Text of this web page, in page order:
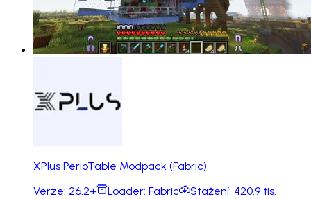
XPlus PerioTable Modpack (Fabric)
Verze: 26.2+ Loader: Fabric Stažení: 420.9 tis.